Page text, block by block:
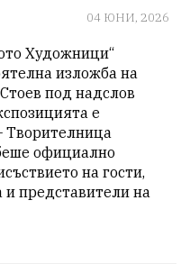
04 ЮНИ, 2026
Художници“
изложба на
под надслов
е
Творителница
официално
на гости,
представители на